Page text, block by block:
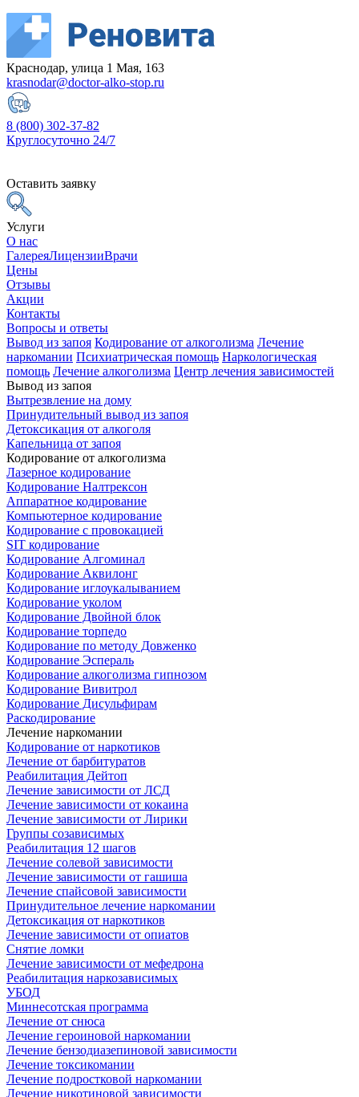
Краснодар, улица 1 Мая, 163
krasnodar@doctor-alko-stop.ru
8 (800) 302-37-82
Круглосуточно 24/7
Оставить заявку
Услуги
О нас
ГалереяЛицензииВрачи
Цены
Отзывы
Акции
Контакты
Вопросы и ответы
Вывод из запоя Кодирование от алкоголизма Лечение
наркомании Психиатрическая помощь Наркологическая
помощь Лечение алкоголизма Центр лечения зависимостей
Вывод из запоя
Вытрезвление на дому
Принудительный вывод из запоя
Детоксикация от алкоголя
Капельница от запоя
Кодирование от алкоголизма
Лазерное кодирование
Кодирование Налтрексон
Аппаратное кодирование
Компьютерное кодирование
Кодирование с провокацией
SIT кодирование
Кодирование Алгоминал
Кодирование Аквилонг
Кодирование иглоукалыванием
Кодирование уколом
Кодирование Двойной блок
Кодирование торпедо
Кодирование по методу Довженко
Кодирование Эспераль
Кодирование алкоголизма гипнозом
Кодирование Вивитрол
Кодирование Дисульфирам
Раскодирование
Лечение наркомании
Кодирование от наркотиков
Лечение от барбитуратов
Реабилитация Дейтоп
Лечение зависимости от ЛСД
Лечение зависимости от кокаина
Лечение зависимости от Лирики
Группы созависимых
Реабилитация 12 шагов
Лечение солевой зависимости
Лечение зависимости от гашиша
Лечение спайсовой зависимости
Принудительное лечение наркомании
Детоксикация от наркотиков
Лечение зависимости от опиатов
Снятие ломки
Лечение зависимости от мефедрона
Реабилитация наркозависимых
УБОД
Миннесотская программа
Лечение от снюса
Лечение героиновой наркомании
Лечение бензодиазепиновой зависимости
Лечение токсикомании
Лечение подростковой наркомании
Лечение никотиновой зависимости